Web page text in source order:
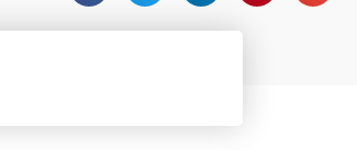
plaçant de part et d'autre des